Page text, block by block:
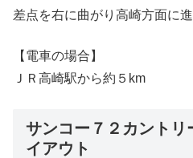
差点を右に曲がり高崎方面に
【電車の場合】
ＪＲ高崎駅から約５km
サンコー７２カントリ
イアウト